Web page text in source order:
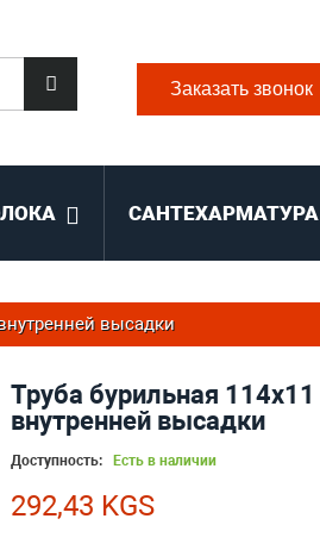
Заказать звонок
САНТЕХАРМАТУРА
высадки
Труба бурильная
внутренней высадки
Доступность: Есть в наличии
292,43 KGS